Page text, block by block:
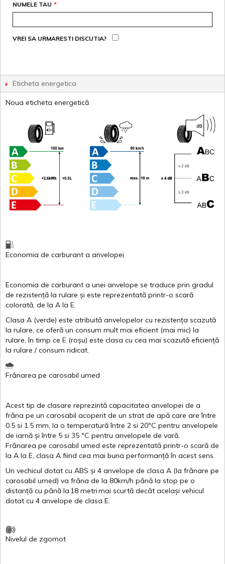
*
NUMELE TAU
VREI SA URMARESTI DISCUTIA?
Eticheta energetica
Noua eticheta energetică
Economia de carburant a anvelopei
Economia de carburant a unei anvelope se traduce prin gradul
de rezistență la rulare și este reprezentată printr-o scară
colorată, de la A la E.
Clasa A (verde) este atribuită anvelopelor cu rezistența scazută
la rulare, ce oferă un consum mult mai eficient (mai mic) la
rulare,în timp ce E (roșu) este clasa cu cea mai scazută eficiență
la rulare /consum ridicat.
Frânarea pe carosabil umed
Acest tip de clasare reprezintă capacitatea anvelopei de a
frâna pe un carosabil acoperit de un strat de apă care areîntre
0.5 si 1.5 mm, la o temperatură între 2 si 20ºC pentru anvelopele
de iarnă și între 5 si 35 ºC pentru anvelopele de vară.
Frânarea pe carosabil umed este reprezentată printr-o scară de
la A la E, clasa A fiind cea mai buna performanță în acest sens.
Un vechicul dotat cu ABS și 4 anvelope de clasa A (la frânare pe
carosabil umed) va frâna de la 80km/h până la stop pe o
distanță cu până la 18 metrimai scurtă decât același vehicul
dotat cu 4 anvelope de clasa E.
Nivelul de zgomot